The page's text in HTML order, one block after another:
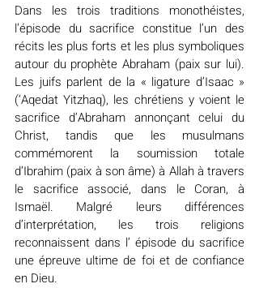
Dans les trois traditions monothéistes,
l’épisode du sacrifice constitue l’un des
récits les plus forts et les plus symboliques
autour du prophète Abraham (paix sur lui).
Les juifs parlent de la « ligature d’Isaac »
(‘Aqedat Yitzhaq), les chrétiens y voient le
sacrifice d’Abraham annonçant celui du
Christ, tandis que les musulmans
commémorent la soumission totale
d’Ibrahim (paix à son âme) à Allah à travers
le sacrifice associé, dans le Coran, à
Ismaël. Malgré leurs différences
d’interprétation, les trois religions
reconnaissent dans l’ épisode du sacrifice
une épreuve ultime de foi et de confiance
en Dieu.